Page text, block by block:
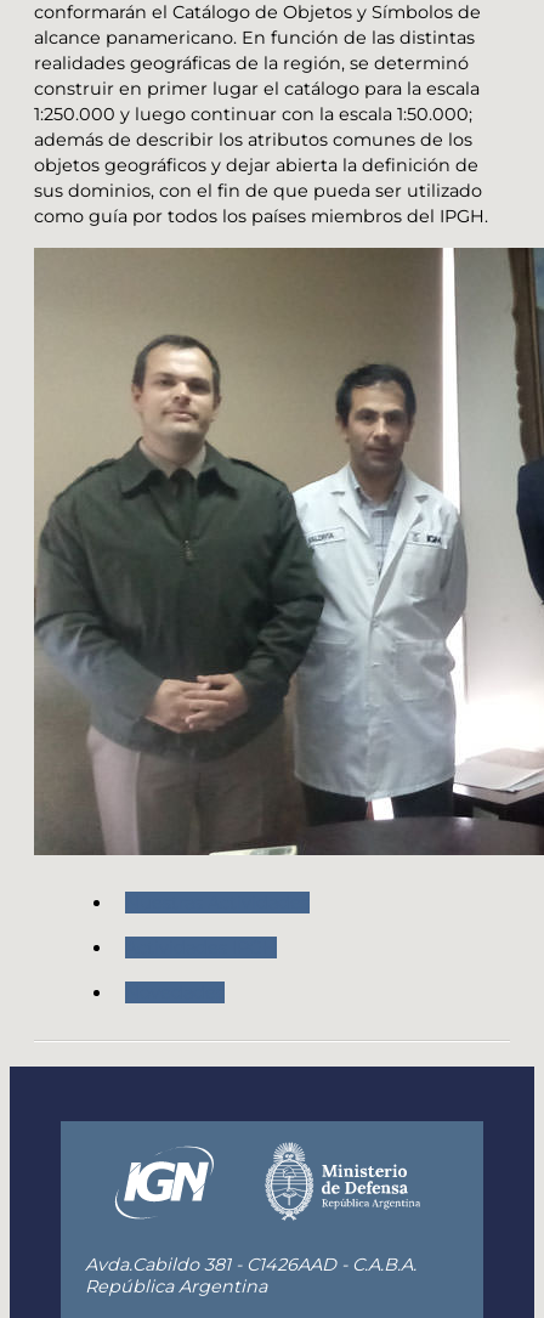
conformarán el Catálogo de Objetos y Símbolos de
alcance panamericano. En función de las distintas
realidades geográficas de la región, se determinó
construir en primer lugar el catálogo para la escala
1:250.000 y luego continuar con la escala 1:50.000;
además de describir los atributos comunes de los
objetos geográficos y dejar abierta la definición de
sus dominios, con el fin de que pueda ser utilizado
como guía por todos los países miembros del IPGH.
Avda.Cabildo 381 - C1426AAD - C.A.B.A.
República Argentina